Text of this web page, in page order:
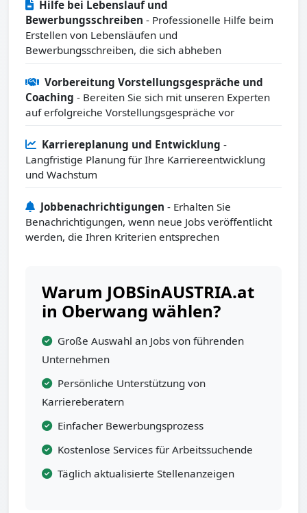
Hilfe bei Lebenslauf und
Bewerbungsschreiben - Professionelle Hilfe beim
Erstellen von Lebensläufen und
Bewerbungsschreiben, die sich abheben
Vorbereitung Vorstellungsgespräche und
Coaching - Bereiten Sie sich mit unseren Experten
auf erfolgreiche Vorstellungsgespräche vor
Karriereplanung und Entwicklung -
Langfristige Planung für Ihre Karriereentwicklung
und Wachstum
Jobbenachrichtigungen - Erhalten Sie
Benachrichtigungen, wenn neue Jobs veröffentlicht
werden, die Ihren Kriterien entsprechen
Warum JOBSinAUSTRIA.at
in Oberwang wählen?
Große Auswahl an Jobs von führenden
Unternehmen
Persönliche Unterstützung von
Karriereberatern
Einfacher Bewerbungsprozess
Kostenlose Services für Arbeitssuchende
Täglich aktualisierte Stellenanzeigen